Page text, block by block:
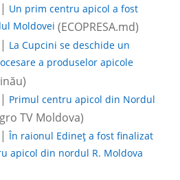
Un prim centru apicol a fost
Moldovei (ECOPRESA.md)
La Cupcini se deschide un
a produselor apicole
Primul centru apicol din Nordul
TV Moldova)
|În raionul Edineţ a fost finalizat
apicol din nordul R. Moldova